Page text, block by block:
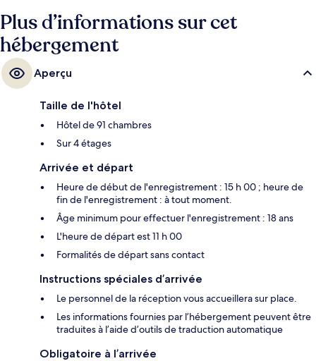
Plus d’informations sur cet
hébergement
Aperçu
Taille de l'hôtel
Hôtel de 91 chambres
Sur 4 étages
Arrivée et départ
Heure de début de l'enregistrement : 15 h 00 ; heure de
fin de l'enregistrement : à tout moment.
Âge minimum pour effectuer l'enregistrement : 18 ans
L'heure de départ est 11 h 00
Formalités de départ sans contact
Instructions spéciales d’arrivée
Le personnel de la réception vous accueillera sur place.
Les informations fournies par l’hébergement peuvent être
traduites à l’aide d’outils de traduction automatique
Obligatoire à l’arrivée